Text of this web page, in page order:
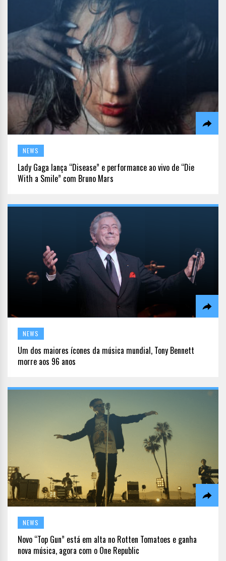
NEWS
Lady Gaga lança “Disease” e performance ao vivo de “Die
With a Smile” com Bruno Mars
NEWS
Um dos maiores ícones da música mundial, Tony Bennett
morre aos 96 anos
NEWS
Novo “Top Gun” está em alta no Rotten Tomatoes e ganha
nova música, agora com o One Republic